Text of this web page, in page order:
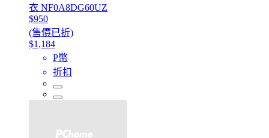
衣 NF0A8DG60UZ
$950
(售價已折)
$1,184
P幣
折扣